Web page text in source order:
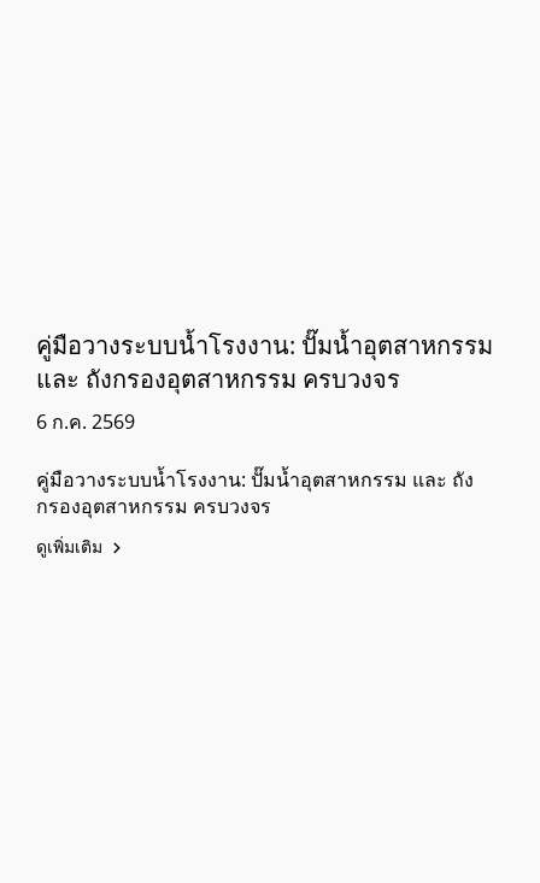
คู่มือวางระบบน้ำโรงงาน: ปั๊มน้ำอุตสาหกรรม
และ ถังกรองอุตสาหกรรม ครบวงจร
6 ก.ค. 2569
คู่มือวางระบบน้ำโรงงาน: ปั๊มน้ำอุตสาหกรรม และ ถัง
กรองอุตสาหกรรม ครบวงจร
ดูเพิ่มเติม